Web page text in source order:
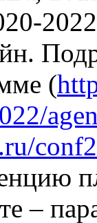
(
–